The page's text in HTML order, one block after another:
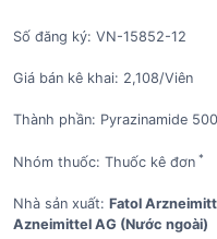
Số đăng ký: VN-15852-12
Giá bán kê khai: 2,108/Viên
Thành phần: Pyrazinamide
Nhóm thuốc: Thuốc kê đơn *
Nhà sản xuất: Fatol
Azneimittel AG (Nước ngoài)